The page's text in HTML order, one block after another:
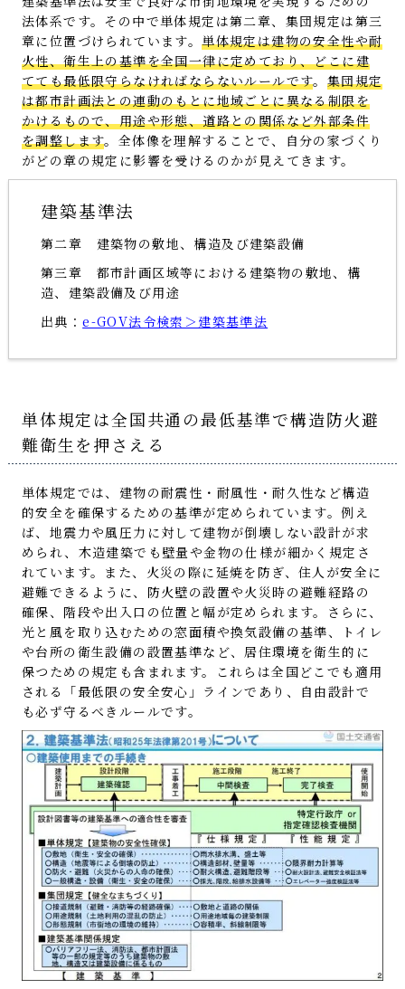
法体系です。その中で単体規定は第二章、集団規定は第三
章に位置づけられています。単体規定は建物の安全性や耐
火性、衛生上の基準を全国一律に定めており、どこに建
てても最低限守らなければならないルールです。 集団規定
は都市計画法との連動のもとに地域ごとに異なる制限を
かけるもので、用途や形態、道路との関係など外部条件
を調整します。全体像を理解することで、自分の家づくり
がどの章の規定に影響を受けるのかが見えてきます。
建築基準法
第二章 建築物の敷地、構造及び建築設備
第三章 都市計画区域等における建築物の敷地、構
造、建築設備及び用途
出典：e-GOV法令検索＞建築基準法
単体規定は全国共通の最低基準で構造防火避
難衛生を押さえる
単体規定では、建物の耐震性・耐風性・耐久性など構造
的安全を確保するための基準が定められています。例え
ば、地震力や風圧力に対して建物が倒壊しない設計が求
められ、木造建築でも壁量や金物の仕様が細かく規定さ
れています。また、火災の際に延焼を防ぎ、住人が安全に
避難できるように、防火壁の設置や火災時の避難経路の
確保、階段や出入口の位置と幅が定められます。さらに、
光と風を取り込むための窓面積や換気設備の基準、トイレ
や台所の衛生設備の設置基準など、居住環境を衛生的に
保つための規定も含まれます。これらは全国どこでも適用
される「最低限の安全安心」ラインであり、自由設計で
も必ず守るべきルールです。